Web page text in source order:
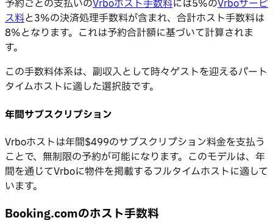
予約ごとの支払いのVrboホスト手数料には5%のVrboサービ
ス料と3%の決済処理手数料が含まれ、合計ホスト手数料は
8%となります。これは予約合計額に基づいて計算されま
す。
この手数料体系は、副収入として時々ゲストを迎えるパート
タイムホストに適した選択肢です。
年間サブスクリプション
Vrboホストは年間$499のサブスクリプション料金を支払う
ことで、無制限の予約が可能になります。このモデルは、年
間を通じてVrboに物件を掲載するフルタイムホストに適して
います。
Booking.comのホスト手数料